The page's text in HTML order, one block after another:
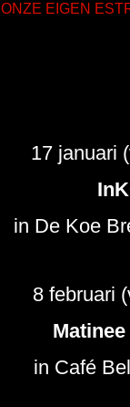
ONZE EIGEN
17 januari
in De Koe
8 februari
in Café